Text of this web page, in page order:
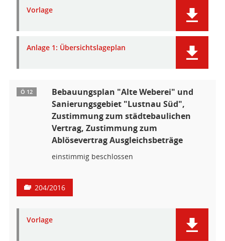
Vorlage
Anlage 1: Übersichtslageplan
Ö 12
Bebauungsplan "Alte Weberei" und
Sanierungsgebiet "Lustnau Süd",
Zustimmung zum städtebaulichen
Vertrag, Zustimmung zum
Ablösevertrag Ausgleichsbeträge
einstimmig beschlossen
204/2016
Vorlage